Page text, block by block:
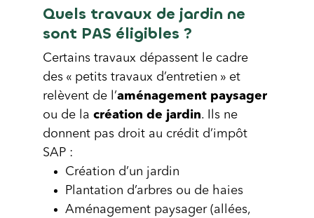
Quels travaux de jardin ne
sont PAS éligibles ?
Certains travaux dépassent le cadre
des « petits travaux d’entretien » et
relèvent de l’aménagement paysager
ou de la création de jardin. Ils ne
donnent pas droit au crédit d’impôt
SAP :
Création d’un jardin
Plantation d’arbres ou de haies
Aménagement paysager (allées,